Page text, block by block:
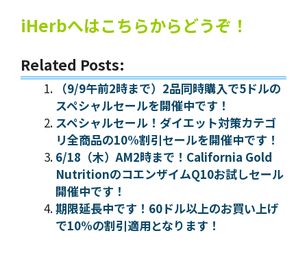
iHerbへはこちらからどうぞ！
Related Posts:
（9/9午前2時まで）2品同時購入で5ドルの
スペシャルセールを開催中です！
スペシャルセール！ダイエット対策カテゴ
リ全商品の10%割引セールを開催中です！
6/18（木）AM2時まで！California Gold
NutritionのコエンザイムQ10お試しセール
開催中です！
期限延長中です！60ドル以上のお買い上げ
で10%の割引適用となります！